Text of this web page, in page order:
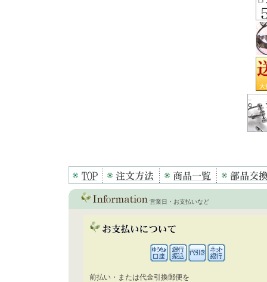
営業日・お支払いなど
前払い・または代金引換郵便を